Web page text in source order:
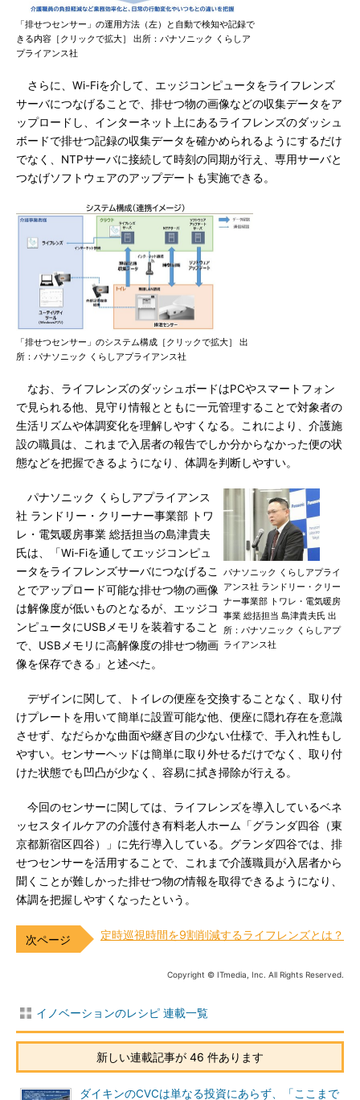
「排せつセンサー」の運用方法（左）と自動で検知や記録で
きる内容［クリックで拡大］ 出所：パナソニック くらしア
プライアンス社
さらに、Wi-Fiを介して、エッジコンピュータをライフレンズ
サーバにつなげることで、排せつ物の画像などの収集データをア
ップロードし、インターネット上にあるライフレンズのダッシュ
ボードで排せつ記録の収集データを確かめられるようにするだけ
でなく、NTPサーバに接続して時刻の同期が行え、専用サーバと
つなげソフトウェアのアップデートも実施できる。
「排せつセンサー」のシステム構成［クリックで拡大］ 出
所：パナソニック くらしアプライアンス社
なお、ライフレンズのダッシュボードはPCやスマートフォン
で見られる他、見守り情報とともに一元管理することで対象者の
生活リズムや体調変化を理解しやすくなる。これにより、介護施
設の職員は、これまで入居者の報告でしか分からなかった便の状
態などを把握できるようになり、体調を判断しやすい。
パナソニック くらしアプライ
アンス社 ランドリー・クリー
ナー事業部 トワレ・電気暖房
事業 総括担当 島津貴夫氏 出
所：パナソニック くらしアプ
ライアンス社
パナソニック くらしアプライアンス
社 ランドリー・クリーナー事業部 トワ
レ・電気暖房事業 総括担当の島津貴夫
氏は、「Wi-Fiを通してエッジコンピュ
ータをライフレンズサーバにつなげるこ
とでアップロード可能な排せつ物の画像
は解像度が低いものとなるが、エッジコ
ンピュータにUSBメモリを装着すること
で、USBメモリに高解像度の排せつ物画
像を保存できる」と述べた。
デザインに関して、トイレの便座を交換することなく、取り付
けプレートを用いて簡単に設置可能な他、便座に隠れ存在を意識
させず、なだらかな曲面や継ぎ目の少ない仕様で、手入れ性もし
やすい。センサーヘッドは簡単に取り外せるだけでなく、取り付
けた状態でも凹凸が少なく、容易に拭き掃除が行える。
今回のセンサーに関しては、ライフレンズを導入しているベネ
ッセスタイルケアの介護付き有料老人ホーム「グランダ四谷（東
京都新宿区四谷）」に先行導入している。グランダ四谷では、排
せつセンサーを活用することで、これまで介護職員が入居者から
聞くことが難しかった排せつ物の情報を取得できるようになり、
体調を把握しやすくなったという。
定時巡視時間を9割削減するライフレンズとは？
Copyright © ITmedia, Inc. All Rights Reserved.
イノベーションのレシピ 連載一覧
新しい連載記事が 46 件あります
ダイキンのCVCは単なる投資にあらず、「ここまで